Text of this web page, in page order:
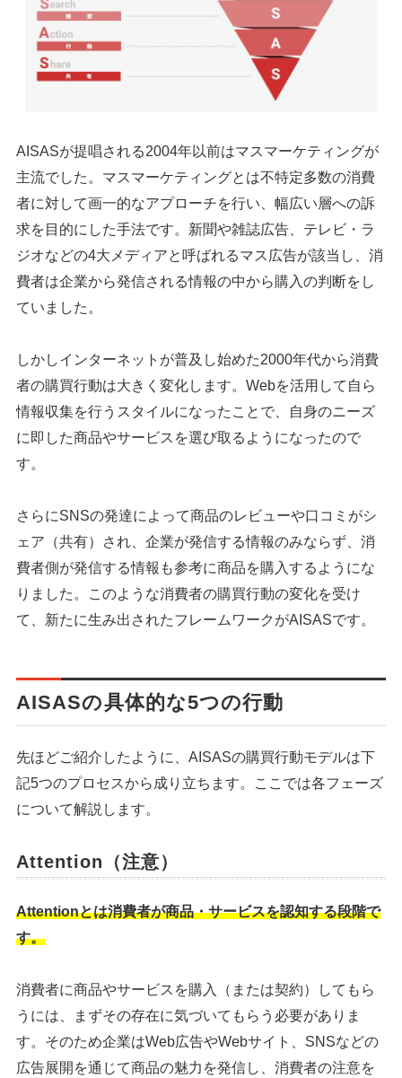
AISASが提唱される2004年以前はマスマーケティングが
主流でした。マスマーケティングとは不特定多数の消費
者に対して画一的なアプローチを行い、幅広い層への訴
求を目的にした手法です。新聞や雑誌広告、テレビ・ラ
ジオなどの4大メディアと呼ばれるマス広告が該当し、消
費者は企業から発信される情報の中から購入の判断をし
ていました。
しかしインターネットが普及し始めた2000年代から消費
者の購買行動は大きく変化します。Webを活用して自ら
情報収集を行うスタイルになったことで、自身のニーズ
に即した商品やサービスを選び取るようになったので
す。
さらにSNSの発達によって商品のレビューや口コミがシ
ェア（共有）され、企業が発信する情報のみならず、消
費者側が発信する情報も参考に商品を購入するようにな
りました。このような消費者の購買行動の変化を受け
て、新たに生み出されたフレームワークがAISASです。
AISASの具体的な5つの行動
先ほどご紹介したように、AISASの購買行動モデルは下
記5つのプロセスから成り立ちます。ここでは各フェーズ
について解説します。
Attention（注意）
Attentionとは消費者が商品・サービスを認知する段階で
す。
消費者に商品やサービスを購入（または契約）してもら
うには、まずその存在に気づいてもらう必要がありま
す。そのため企業はWeb広告やWebサイト、SNSなどの
広告展開を通じて商品の魅力を発信し、消費者の注意を